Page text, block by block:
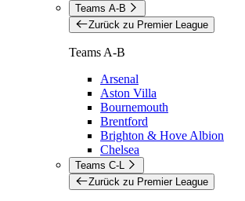
Teams A-B
Zurück zu Premier League
Teams A-B
Arsenal
Aston Villa
Bournemouth
Brentford
Brighton & Hove Albion
Chelsea
Teams C-L
Zurück zu Premier League